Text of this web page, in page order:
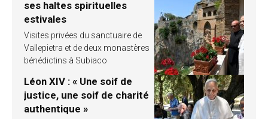
ses haltes spirituelles
estivales
Visites privées du sanctuaire de
Vallepietra et de deux monastères
bénédictins à Subiaco
Léon XIV : « Une soif de
justice, une soif de charité
authentique »